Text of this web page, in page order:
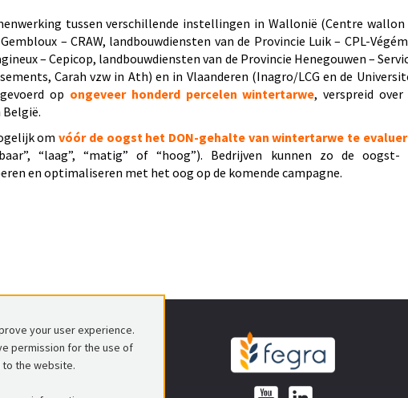
tussen verschillende instellingen in Wallonië (Centre wallon
– CRAW, landbouwdiensten van de Provincie Luik – CPL-
– Cepicop, landbouwdiensten van de Provincie Henegouwen –
Carah vzw in Ath) en in Vlaanderen (Inagro/LCG en de
op ongeveer honderd percelen wintertarwe, verspreid over
België.
omvóór de oogst het DON-gehalte van wintertarwe te
“laag”, “matig” of “hoog”). Bedrijven kunnen zo de oogst-
en optimaliseren met het oog op de komende campagne.
16
your user experience.
permission for the use of
the website.